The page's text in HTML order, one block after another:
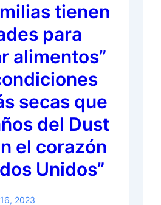
tienen
para
alimentos”
secas que
del Dust
el corazón
Unidos”
2023